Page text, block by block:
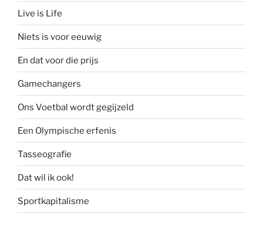
Live is Life
Niets is voor eeuwig
En dat voor die prijs
Gamechangers
Ons Voetbal wordt gegijzeld
Een Olympische erfenis
Tasseografie
Dat wil ik ook!
Sportkapitalisme